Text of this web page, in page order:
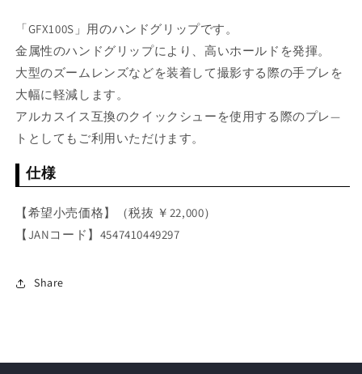
リ
ッ
プ
MHG-
GFX
S
の
量
減
ら
リ
ッ
プ
MHG-
GFX
S
の
増
や
「GFX100S」用のハンドグリップです。
金属性のハンドグリップにより、高いホールドを発揮。
大型のズームレンズなどを装着して撮影する際の手ブレを
大幅に軽減します。
アルカスイス互換のクイックシューを使用する際のプレ—
トとしてもご利用いただけます。
仕様
【希望小売価格】（税抜 ￥22,000）
【JANコード】4547410449297
Share